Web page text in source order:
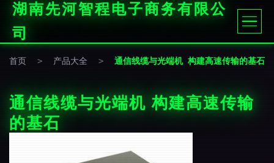
湖南先河智程电子商务有限公
司
首页 > 产品大全 > 通信线缆与光端机 构建高速传输的基石
通信线缆与光端机 构建高速传输
的基石